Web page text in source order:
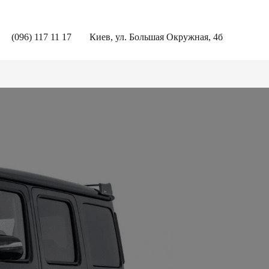
(096) 117 11 17 Киев, ул. Большая Окружная, 4б